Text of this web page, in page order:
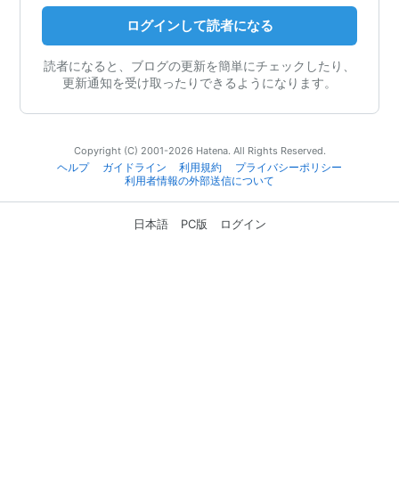
ログインして読者になる
読者になると、ブログの更新を簡単にチェックしたり、
更新通知を受け取ったりできるようになります。
Copyright (C) 2001-2026 Hatena. All Rights Reserved.
ヘルプ
ガイドライン 利用規約
プライバシーポリシー
利用者情報の外部送信について
日本語 PC版 ログイン